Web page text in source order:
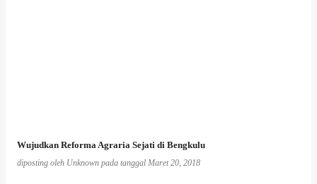
Wujudkan Reforma Agraria Sejati di Bengkulu
diposting oleh Unknown pada tanggal Maret 20, 2018